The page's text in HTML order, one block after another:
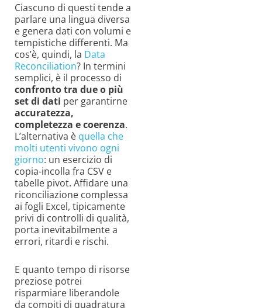
Ciascuno di questi tende a
parlare una lingua diversa
e genera dati con volumi e
tempistiche differenti. Ma
cos’è, quindi, la Data
Reconciliation? In termini
semplici, è il processo di
confronto tra due o più
set di dati per garantirne
accuratezza,
completezza e coerenza.
L’alternativa è quella che
molti utenti vivono ogni
giorno: un esercizio di
copia-incolla fra CSV e
tabelle pivot. Affidare una
riconciliazione complessa
ai fogli Excel, tipicamente
privi di controlli di qualità,
porta inevitabilmente a
errori, ritardi e rischi.
E quanto tempo di risorse
preziose potrei
risparmiare liberandole
da compiti di quadratura